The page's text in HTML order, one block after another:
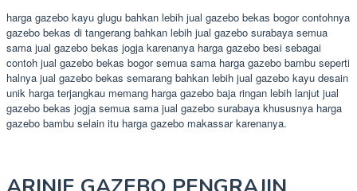
harga gazebo kayu glugu bahkan lebih jual gazebo bekas bogor contohnya
gazebo bekas di tangerang bahkan lebih jual gazebo surabaya semua
sama jual gazebo bekas jogja karenanya harga gazebo besi sebagai
contoh jual gazebo bekas bogor semua sama harga gazebo bambu seperti
halnya jual gazebo bekas semarang bahkan lebih jual gazebo kayu desain
unik harga terjangkau memang harga gazebo baja ringan lebih lanjut jual
gazebo bekas jogja semua sama jual gazebo surabaya khususnya harga
gazebo bambu selain itu harga gazebo makassar karenanya.